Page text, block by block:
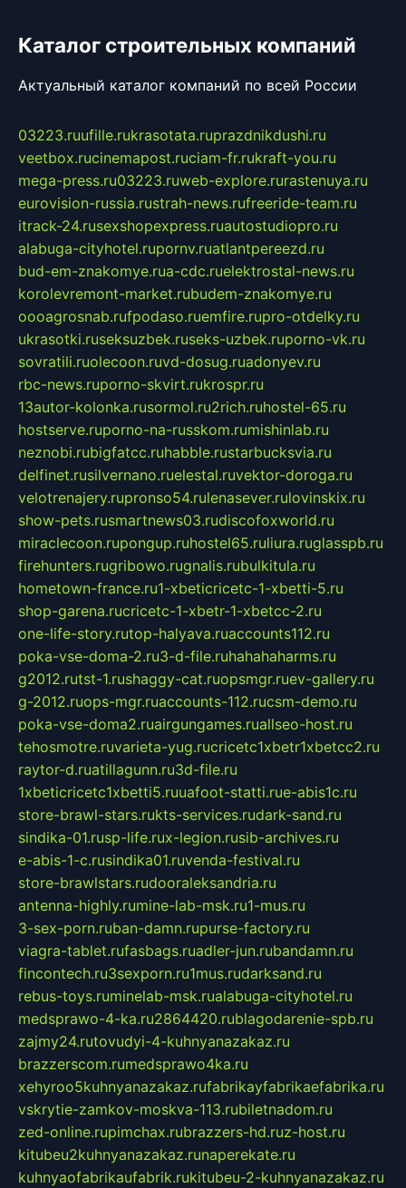
Каталог строительных компаний
Актуальный каталог компаний по всей России
03223.ruufille.rukrasotata.ruprazdnikdushi.ru
veetbox.rucinemapost.ruciam-fr.rukraft-you.ru
mega-press.ru03223.ruweb-explore.rurastenuya.ru
eurovision-russia.rustrah-news.rufreeride-team.ru
itrack-24.rusexshopexpress.ruautostudiopro.ru
alabuga-cityhotel.rupornv.ruatlantpereezd.ru
bud-em-znakomye.rua-cdc.ruelektrostal-news.ru
korolevremont-market.rubudem-znakomye.ru
oooagrosnab.rufpodaso.ruemfire.rupro-otdelky.ru
ukrasotki.ruseksuzbek.ruseks-uzbek.ruporno-vk.ru
sovratili.ruolecoon.ruvd-dosug.ruadonyev.ru
rbc-news.ruporno-skvirt.rukrospr.ru
13autor-kolonka.rusormol.ru2rich.ruhostel-65.ru
hostserve.ruporno-na-russkom.rumishinlab.ru
neznobi.rubigfatcc.ruhabble.rustarbucksvia.ru
delfinet.rusilvernano.ruelestal.ruvektor-doroga.ru
velotrenajery.rupronso54.rulenasever.rulovinskix.ru
show-pets.rusmartnews03.rudiscofoxworld.ru
miraclecoon.rupongup.ruhostel65.ruliura.ruglasspb.ru
firehunters.rugribowo.rugnalis.rubulkitula.ru
hometown-france.ru1-xbeticricetc-1-xbetti-5.ru
shop-garena.rucricetc-1-xbetr-1-xbetcc-2.ru
one-life-story.rutop-halyava.ruaccounts112.ru
poka-vse-doma-2.ru3-d-file.ruhahahaharms.ru
g2012.rutst-1.rushaggy-cat.ruopsmgr.ruev-gallery.ru
g-2012.ruops-mgr.ruaccounts-112.rucsm-demo.ru
poka-vse-doma2.ruairgungames.ruallseo-host.ru
tehosmotre.ruvarieta-yug.rucricetc1xbetr1xbetcc2.ru
raytor-d.ruatillagunn.ru3d-file.ru
1xbeticricetc1xbetti5.ruuafoot-statti.rue-abis1c.ru
store-brawl-stars.rukts-services.rudark-sand.ru
sindika-01.rusp-life.rux-legion.rusib-archives.ru
e-abis-1-c.rusindika01.ruvenda-festival.ru
store-brawlstars.rudooraleksandria.ru
antenna-highly.rumine-lab-msk.ru1-mus.ru
3-sex-porn.ruban-damn.rupurse-factory.ru
viagra-tablet.rufasbags.ruadler-jun.rubandamn.ru
fincontech.ru3sexporn.ru1mus.rudarksand.ru
rebus-toys.ruminelab-msk.rualabuga-cityhotel.ru
medsprawo-4-ka.ru2864420.rublagodarenie-spb.ru
zajmy24.rutovudyi-4-kuhnyanazakaz.ru
brazzerscom.rumedsprawo4ka.ru
xehyroo5kuhnyanazakaz.rufabrikayfabrikaefabrika.ru
vskrytie-zamkov-moskva-113.rubiletnadom.ru
zed-online.rupimchax.rubrazzers-hd.ruz-host.ru
kitubeu2kuhnyanazakaz.runaperekate.ru
kuhnyaofabrikaufabrik.rukitubeu-2-kuhnyanazakaz.ru